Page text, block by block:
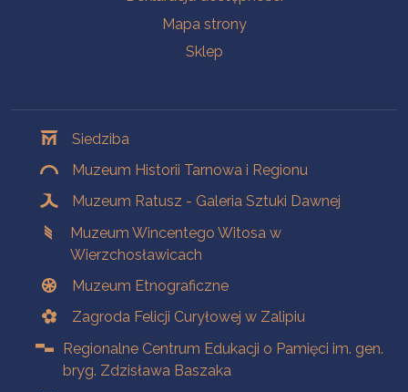
Mapa strony
Sklep
Siedziba
Muzeum Historii Tarnowa i Regionu
Muzeum Ratusz - Galeria Sztuki Dawnej
Muzeum Wincentego Witosa w
Wierzchosławicach
Muzeum Etnograficzne
Zagroda Felicji Curyłowej w Zalipiu
Regionalne Centrum Edukacji o Pamięci im. gen.
bryg. Zdzisława Baszaka